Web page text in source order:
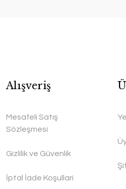
Alışveriş
Mesafeli Satış
Sözleşmesi
Gizlilik ve Güvenlik
İptal İade Koşullari